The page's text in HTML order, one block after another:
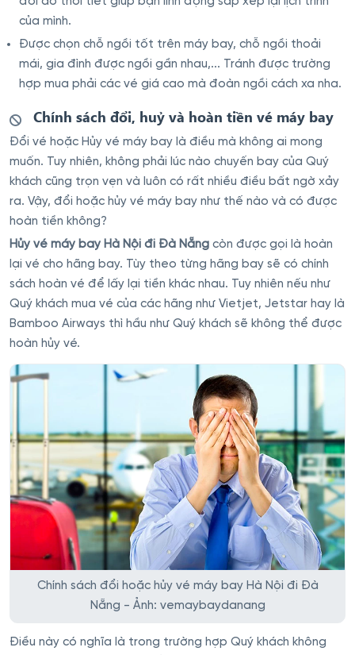
của mình.
Được chọn chỗ ngồi tốt trên máy bay, chỗ ngồi thoải
mái, gia đình được ngồi gần nhau,... Tránh được trường
hợp mua phải các vé giá cao mà đoàn ngồi cách xa nha.
Chính sách đổi, huỷ và hoàn tiền vé máy bay
Đổi vé hoặc Hủy vé máy bay là điều mà không ai mong
muốn. Tuy nhiên, không phải lúc nào chuyến bay của Quý
khách cũng trọn vẹn và luôn có rất nhiều điều bất ngờ xảy
ra. Vậy, đổi hoặc hủy vé máy bay như thế nào và có được
hoàn tiền không?
Hủy vé máy bay Hà Nội đi Đà Nẵng còn được gọi là hoàn
lại vé cho hãng bay. Tùy theo từng hãng bay sẽ có chính
sách hoàn vé để lấy lại tiền khác nhau. Tuy nhiên nếu như
Quý khách mua vé của các hãng như Vietjet, Jetstar hay là
Bamboo Airways thì hầu như Quý khách sẽ không thể được
hoàn hủy vé.
Chính sách đổi hoặc hủy vé máy bay Hà Nội đi Đà
Nẵng - Ảnh: vemaybaydanang
Điều này có nghĩa là trong trường hợp Quý khách không